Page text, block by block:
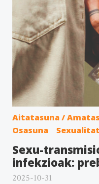
Aitatasuna /
Osasuna
Sexu-
infekzioak:
2025-10-31